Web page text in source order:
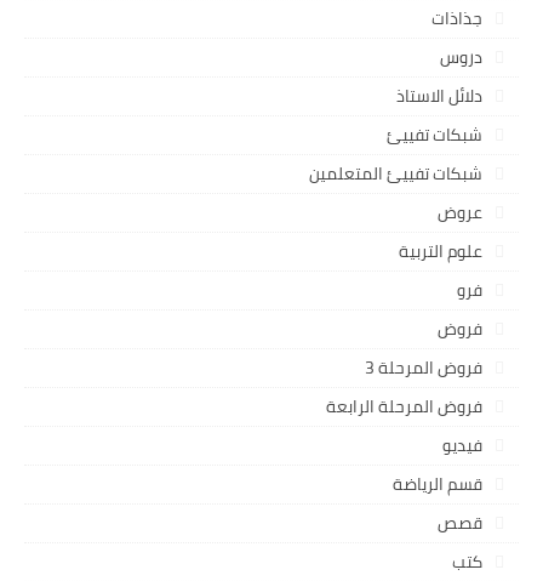
جذاذات
دروس
دلائل الاستاذ
شبكات تفييئ
شبكات تفييئ المتعلمين
عروض
علوم التربية
فرو
فروض
فروض المرحلة 3
فروض المرحلة الرابعة
فيديو
قسم الرياضة
قصص
كتب